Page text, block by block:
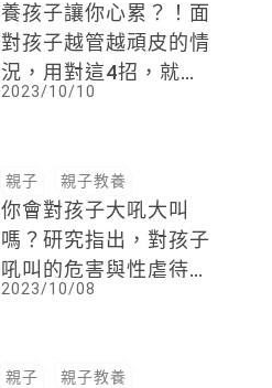
養孩子讓你心累？！面
對孩子越管越頑皮的情
況，用對這4招，就能
讓孩子乖乖聽話，不頂
2023/10/10
親子 親子教養
你會對孩子大吼大叫
嗎？研究指出，對孩子
吼叫的危害與性虐待或
身體虐待一樣
2023/10/08
親子 親子教養